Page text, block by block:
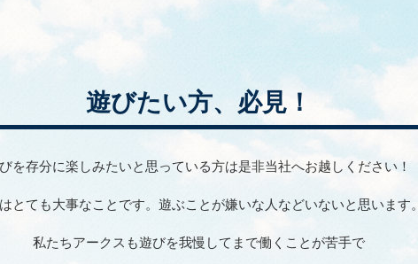
遊びたい方、必見！
を存分に楽しみたいと思っている方は是非当社へお越しください！
とても大事なことです。遊ぶことが嫌いな人などいないと思います。
私たちアークスも遊びを我慢してまで働くことが苦手で